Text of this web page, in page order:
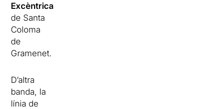
Excèntrica
de Santa
Coloma
de
Gramenet.
D’altra
banda, la
línia de